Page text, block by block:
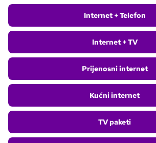
Internet + Telefon
Internet + TV
Prijenosni internet
Kućni internet
TV paketi